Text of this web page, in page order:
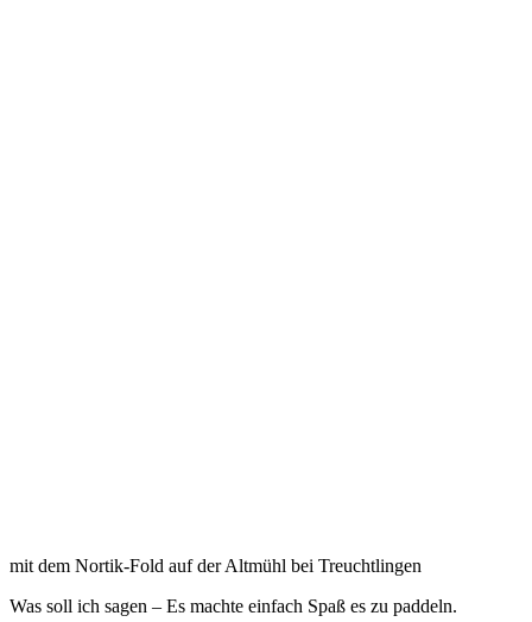
mit dem Nortik-Fold auf der Altmühl bei Treuchtlingen
Was soll ich sagen – Es machte einfach Spaß es zu paddeln.